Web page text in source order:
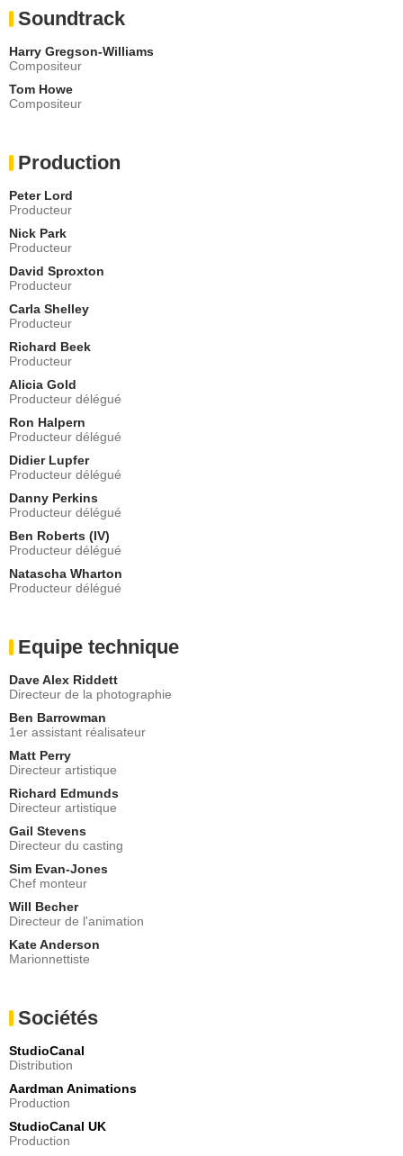
Soundtrack
Harry Gregson-Williams
Compositeur
Tom Howe
Compositeur
Production
Peter Lord
Producteur
Nick Park
Producteur
David Sproxton
Producteur
Carla Shelley
Producteur
Richard Beek
Producteur
Alicia Gold
Producteur délégué
Ron Halpern
Producteur délégué
Didier Lupfer
Producteur délégué
Danny Perkins
Producteur délégué
Ben Roberts (IV)
Producteur délégué
Natascha Wharton
Producteur délégué
Equipe technique
Dave Alex Riddett
Directeur de la photographie
Ben Barrowman
1er assistant réalisateur
Matt Perry
Directeur artistique
Richard Edmunds
Directeur artistique
Gail Stevens
Directeur du casting
Sim Evan-Jones
Chef monteur
Will Becher
Directeur de l'animation
Kate Anderson
Marionnettiste
Sociétés
StudioCanal
Distribution
Aardman Animations
Production
StudioCanal UK
Production